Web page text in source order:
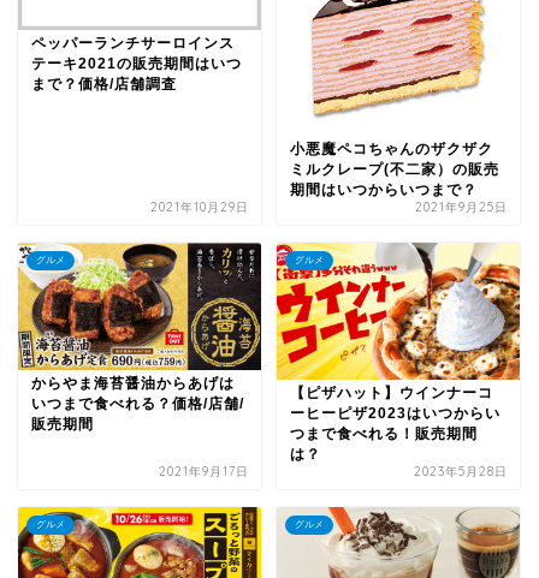
ペッパーランチサーロインス
テーキ2021の販売期間はいつ
まで？価格/店舗調査
2021年10月29日
小悪魔ペコちゃんのザクザク
ミルクレープ(不二家）の販売
期間はいつからいつまで？
2021年9月25日
グルメ
からやま海苔醤油からあげは
いつまで食べれる？価格/店舗/
販売期間
2021年9月17日
グルメ
【ピザハット】ウインナーコ
ーヒーピザ2023はいつからい
つまで食べれる！販売期間
は？
2023年5月28日
グルメ グルメ